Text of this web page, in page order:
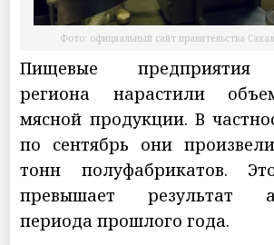
Фото: официальный сайт правительства
Пищевые предприятия
региона нарастили
мясной продукции. В
по сентябрь они
тонн полуфабрикатов.
превышает результат
периода прошлого года.